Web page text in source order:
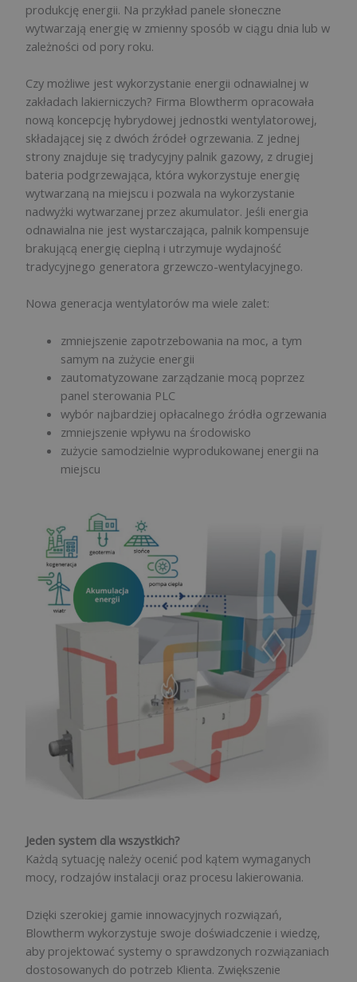
produkcję energii. Na przykład panele słoneczne
wytwarzają energię w zmienny sposób w ciągu dnia lub w
zależności od pory roku.
Czy możliwe jest wykorzystanie energii odnawialnej w
zakładach lakierniczych? Firma Blowtherm opracowała
nową koncepcję hybrydowej jednostki wentylatorowej,
składającej się z dwóch źródeł ogrzewania. Z jednej
strony znajduje się tradycyjny palnik gazowy, z drugiej
bateria podgrzewająca, która wykorzystuje energię
wytwarzaną na miejscu i pozwala na wykorzystanie
nadwyżki wytwarzanej przez akumulator. Jeśli energia
odnawialna nie jest wystarczająca, palnik kompensuje
brakującą energię cieplną i utrzymuje wydajność
tradycyjnego generatora grzewczo-wentylacyjnego.
Nowa generacja wentylatorów ma wiele zalet:
zmniejszenie zapotrzebowania na moc, a tym
samym na zużycie energii
zautomatyzowane zarządzanie mocą poprzez
panel sterowania PLC
wybór najbardziej opłacalnego źródła ogrzewania
zmniejszenie wpływu na środowisko
zużycie samodzielnie wyprodukowanej energii na
miejscu
Jeden system dla wszystkich?
Każdą sytuację należy ocenić pod kątem wymaganych
mocy, rodzajów instalacji oraz procesu lakierowania.
Dzięki szerokiej gamie innowacyjnych rozwiązań,
Blowtherm wykorzystuje swoje doświadczenie i wiedzę,
aby projektować systemy o sprawdzonych rozwiązaniach
dostosowanych do potrzeb Klienta. Zwiększenie